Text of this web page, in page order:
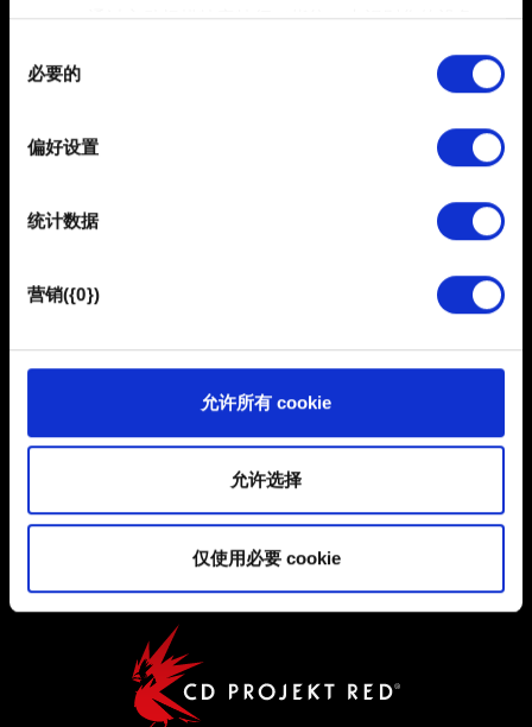
通过主动扫描特定特征（指纹）来识别您的设备
查找有关您的个人数据如何处理的更多信息，
并设置您的首选项。您可随时从Cookie声明中更改或撤回
部分需要使用 Cookies 的是为了让网站功能可用，而另一
馈，以便网站将更好地服务于您。例如帮助我们在社交媒
也可能与我们的合作伙伴分享我们的 Cookie 片段。但是，
使用所有这些非强制性的 Cookie 都需要提前获取您的许
您可以在下面的"设置"菜单中找到有关我们使用 Cookie 的
其中的内容并准备好继续，请点击"确定"。
必要的
偏好设置
统计数据
营销({0})
允许所有 cookie
允许选择
仅使用必要 cookie
用户协议
隐私政策
COOKIE 政策